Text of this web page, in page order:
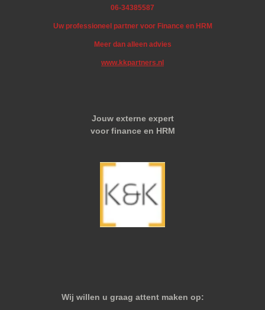
06-34385587
Uw professioneel partner voor Finance en HRM
Meer dan alleen advies
www.kkpartners.nl
Jouw externe expert
voor finance en HRM
Wij willen u graag attent maken op: